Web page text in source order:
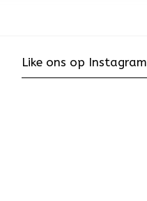
Like ons op Instagram